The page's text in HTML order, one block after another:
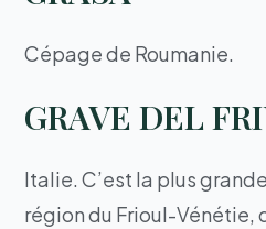
Cépage de Roumanie.
GRAVE DEL
Italie. C’est la plus
région du Frioul-Vénétie,